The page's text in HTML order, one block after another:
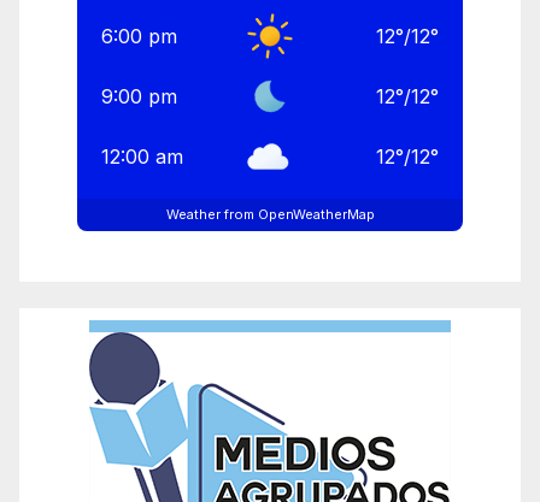
6:00 pm 12°/12°
9:00 pm 12°/12°
12:00 am 12°/12°
Weather from OpenWeatherMap